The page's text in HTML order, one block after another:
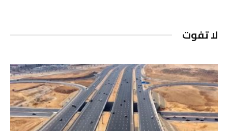
لا تفوت